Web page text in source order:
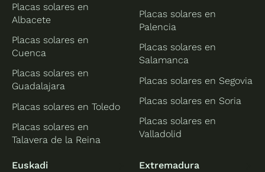
Placas solares en
Albacete
Placas solares en
Cuenca
Placas solares en
Guadalajara
Placas solares en Toledo
Placas solares en
Talavera de la Reina
Placas solares en
Palencia
Placas solares en
Salamanca
Placas solares en Segovia
Placas solares en Soria
Placas solares en
Valladolid
Euskadi
Extremadura